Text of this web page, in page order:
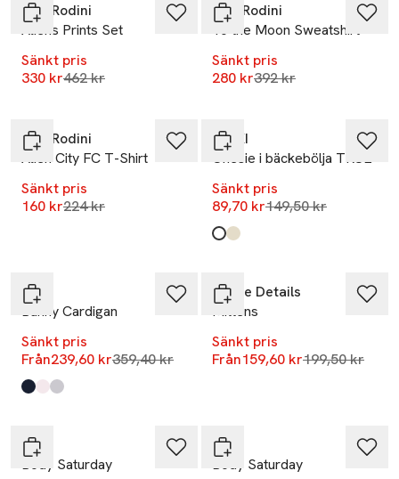
Mini Rodini
Aliens Prints Set
Sänkt pris
330 krLägsta pris 30 dagar
462 kr
Mini Rodini
To the Moon Sweatshirt
Sänkt pris
280 krLägsta pris 30 dagar
392 kr
Mini Rodini
Alien City FC T-Shirt
Sänkt pris
160 krLägsta pris 30 dagar
224 kr
RIKIKI
Onesie i bäckebölja TRUE
Sänkt pris
89,70 krLägsta pris 30 dagar
149,50 kr
Produkten finns i färgerna:
Flowers
Cherry
Livly
Bunny Cardigan
Sänkt pris
Från239,60 krLägsta pris 30 dagar
359,40 kr
Produkten finns i färgerna:
Navy ,
Baby Pink
Grey ,
Elodie Details
Mittens
Sänkt pris
Från159,60 krLägsta pris 30
199,50 kr
Livly
Body Saturday
Livly
Body Saturday